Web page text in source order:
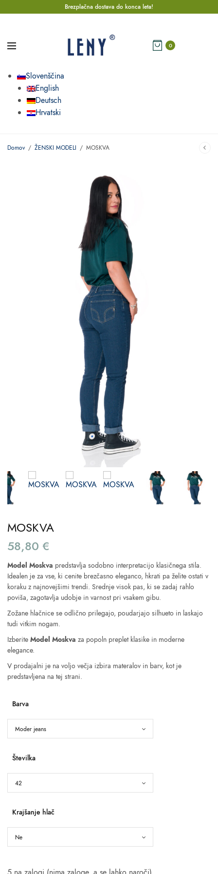
Brezplačna dostava do konca leta!
0
Slovenščina
English
Deutsch
Hrvatski
Domov / ŽENSKI MODELI / MOSKVA
MOSKVA
58,80€
Model Moskva predstavlja sodobno interpretacijo klasičnega stila.
Idealen je za vse, ki cenite brezčasno eleganco, hkrati pa želite ostati v
koraku z najnovejšimi trendi. Srednje visok pas, ki se zadaj rahlo
poviša, zagotavlja udobje in varnost pri vsakem gibu.
Zožane hlačnice se odlično prilegajo, poudarjajo silhueto in laskajo
tudi vitkim nogam.
IzberiteModel Moskva za popoln preplet klasike in moderne
elegance.
V prodajalni je na voljo večja izbira materalov in barv, kot je
predstavljena na tej strani.
Barva
Številka
Krajšanje hlač